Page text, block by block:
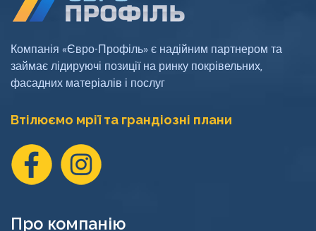
Компанія «Євро-Профіль» є надійним партнером та
займає лідируючі позиції на ринку покрівельних,
фасадних матеріалів і послуг
Втілюємо мрії та грандіозні плани
Про компанію